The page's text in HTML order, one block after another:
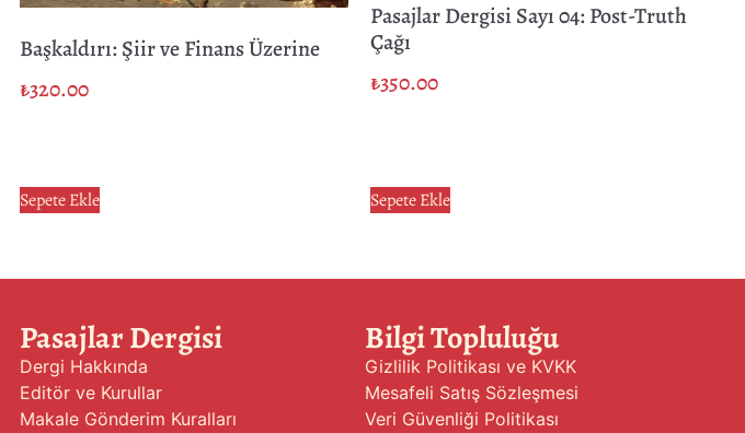
Başkaldırı: Şiir ve Finans Üzerine
₺320.00
Sepete Ekle
Pasajlar Dergisi Sayı 04: Post-Truth
Çağı
₺350.00
Sepete Ekle
Pasajlar Dergisi
Dergi Hakkında
Editör ve Kurullar
Makale Gönderim Kuralları
Bilgi Topluluğu
Gizlilik Politikası ve KVKK
Mesafeli Satış Sözleşmesi
Veri Güvenliği Politikası